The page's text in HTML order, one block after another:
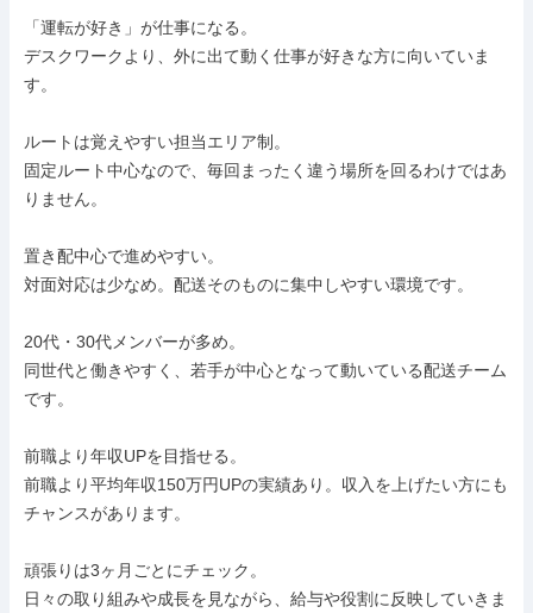
「運転が好き」が仕事になる。
デスクワークより、外に出て動く仕事が好きな方に向いていま
す。
ルートは覚えやすい担当エリア制。
固定ルート中心なので、毎回まったく違う場所を回るわけではあ
りません。
置き配中心で進めやすい。
対面対応は少なめ。配送そのものに集中しやすい環境です。
20代・30代メンバーが多め。
同世代と働きやすく、若手が中心となって動いている配送チーム
です。
前職より年収UPを目指せる。
前職より平均年収150万円UPの実績あり。収入を上げたい方にも
チャンスがあります。
頑張りは3ヶ月ごとにチェック。
日々の取り組みや成長を見ながら、給与や役割に反映していきま